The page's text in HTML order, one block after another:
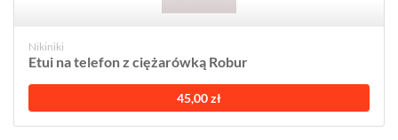
Nikiniki
Etui na telefon z ciężarówką Robur
45,00 zł